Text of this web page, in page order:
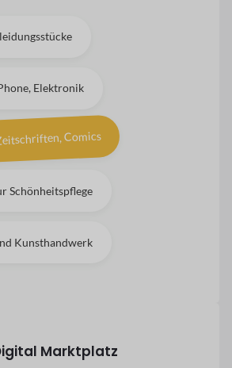
Elektronik
Comics
Schönheitspflege
Kunsthandwerk
Marktplatz